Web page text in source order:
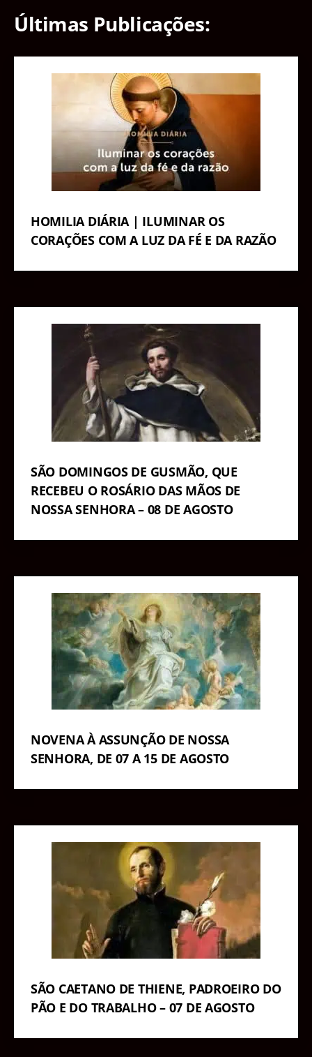
Últimas Publicações:
HOMILIA DIÁRIA | ILUMINAR OS
CORAÇÕES COM A LUZ DA FÉ E DA RAZÃO
SÃO DOMINGOS DE GUSMÃO, QUE
RECEBEU O ROSÁRIO DAS MÃOS DE
NOSSA SENHORA – 08 DE AGOSTO
NOVENA À ASSUNÇÃO DE NOSSA
SENHORA, DE 07 A 15 DE AGOSTO
SÃO CAETANO DE THIENE, PADROEIRO DO
PÃO E DO TRABALHO – 07 DE AGOSTO